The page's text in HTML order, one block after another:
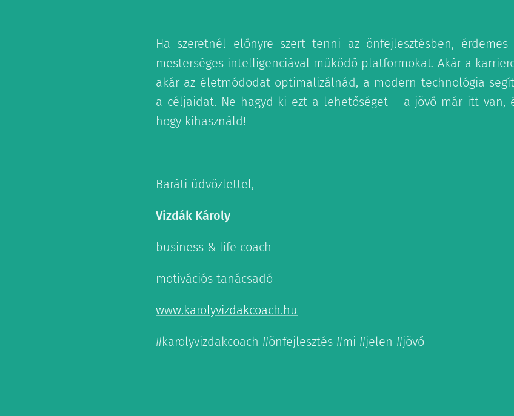
Ha szeretnél előnyre szert tenni az önfejlesztésben,
mesterséges intelligenciával működő platformokat. Akár a
akár az életmódodat optimalizálnád, a modern technológia
a céljaidat. Ne hagyd ki ezt a lehetőséget – a jövő már itt van,
hogy kihasználd!
Baráti üdvözlettel,
Vizdák Károly
business & life coach
motivációs tanácsadó
www.karolyvizdakcoach.hu
#karolyvizdakcoach #önfejlesztés #mi #jelen #jövő